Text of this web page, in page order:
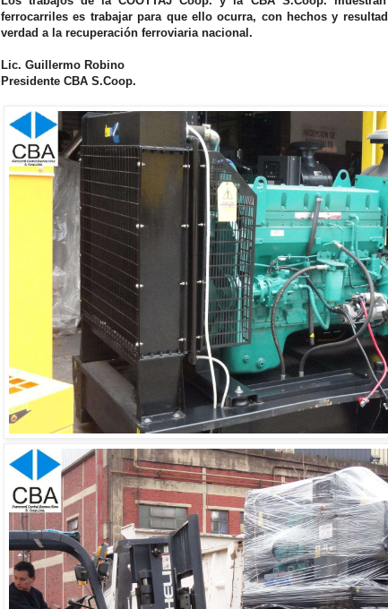
ferrocarriles es trabajar para que ello ocurra, con hechos y
verdad a la recuperación ferroviaria nacional.
Lic. Guillermo Robino
Presidente CBA S.Coop.